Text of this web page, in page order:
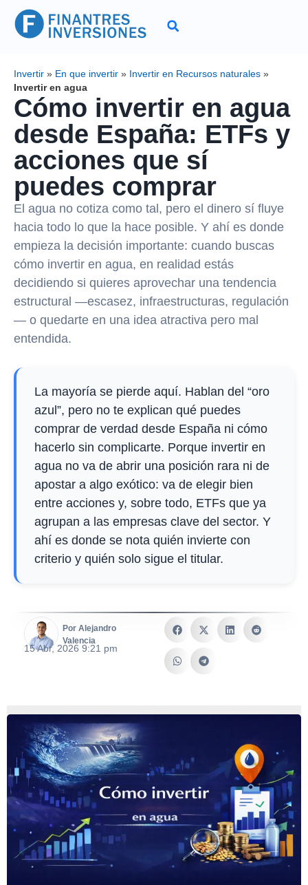
Invertir » En que invertir » Invertir en Recursos naturales »
Invertir en agua
Cómo invertir en agua
desde España: ETFs y
acciones que sí
puedes comprar
El agua no cotiza como tal, pero el dinero sí fluye
hacia todo lo que la hace posible. Y ahí es donde
empieza la decisión importante: cuando buscas
cómo invertir en agua, en realidad estás
decidiendo si quieres aprovechar una tendencia
estructural —escasez, infraestructuras, regulación
— o quedarte en una idea atractiva pero mal
entendida.
La mayoría se pierde aquí. Hablan del “oro
azul”, pero no te explican qué puedes
comprar de verdad desde España ni cómo
hacerlo sin complicarte. Porque invertir en
agua no va de abrir una posición rara ni de
apostar a algo exótico: va de elegir bien
entre acciones y, sobre todo, ETFs que ya
agrupan a las empresas clave del sector. Y
ahí es donde se nota quién invierte con
criterio y quién solo sigue el titular.
Por Alejandro
Valencia
15 Abr, 2026 9:21 pm